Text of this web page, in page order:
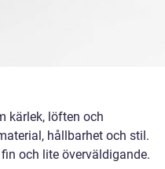
kärlek, löften och
hållbarhet och stil.
och lite överväldigande.